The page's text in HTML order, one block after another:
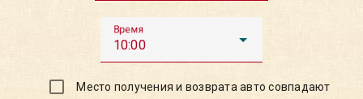
Время
10:00
Место получения и возврата авто совпадают